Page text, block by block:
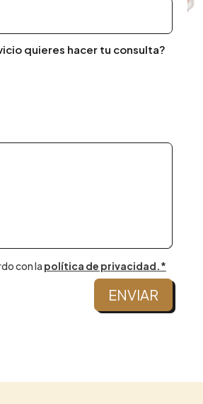
quieres hacer tu consulta?
con la política de privacidad.*
ENVIAR